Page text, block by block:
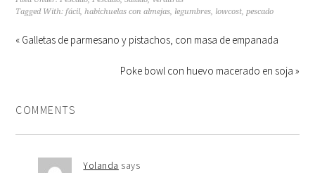
Tagged With:fácil,habichuelas con almejas, legumbres, lowcost,pescado
« Galletas de parmesano y pistachos, con masa de empanada
Poke bowl con huevo macerado en soja »
COMMENTS
Yolanda says